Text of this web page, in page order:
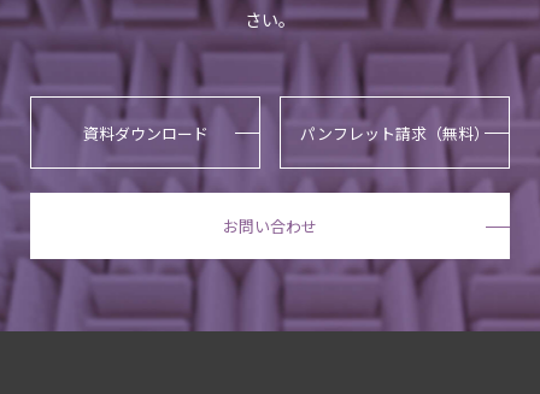
さい。
資料ダウンロード パンフレット請求（無料）
お問い合わせ